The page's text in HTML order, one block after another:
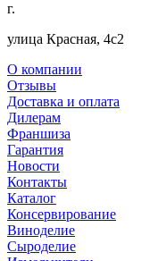
г.
улица Красная, 4с2
О компании
Отзывы
Доставка и оплата
Дилерам
Франшиза
Гарантия
Новости
Контакты
Каталог
Консервирование
Виноделие
Сыроделие